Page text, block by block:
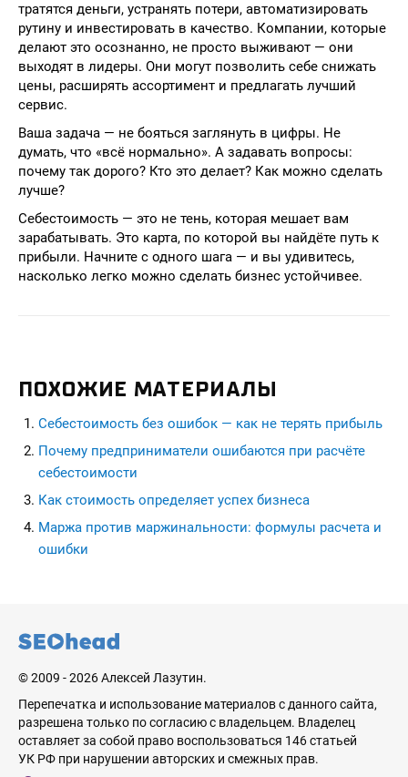
тратятся деньги, устранять потери, автоматизировать
рутину и инвестировать в качество. Компании, которые
делают это осознанно, не просто выживают — они
выходят в лидеры. Они могут позволить себе снижать
цены, расширять ассортимент и предлагать лучший
сервис.
Ваша задача — не бояться заглянуть в цифры. Не
думать, что «всё нормально». А задавать вопросы:
почему так дорого? Кто это делает? Как можно сделать
лучше?
Себестоимость — это не тень, которая мешает вам
зарабатывать. Это карта, по которой вы найдёте путь к
прибыли. Начните с одного шага — и вы удивитесь,
насколько легко можно сделать бизнес устойчивее.
ПОХОЖИЕ МАТЕРИАЛЫ
Себестоимость без ошибок — как не терять прибыль
Почему предприниматели ошибаются при расчёте
себестоимости
Как стоимость определяет успех бизнеса
Маржа против маржинальности: формулы расчета и
ошибки
© 2009 - 2026 Алексей Лазутин.
Перепечатка и использование материалов с данного сайта,
разрешена только по согласию с владельцем. Владелец
оставляет за собой право воспользоваться 146 статьей
УК РФ при нарушении авторских и смежных прав.